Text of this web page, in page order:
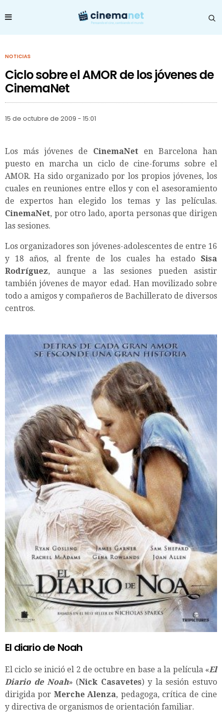
NOTICIAS
Ciclo sobre el AMOR de los jóvenes de
CinemaNet
15 de octubre de 2009 - 15:01
Los más jóvenes de CinemaNet en Barcelona han
puesto en marcha un ciclo de cine-forums sobre el
AMOR. Ha sido organizado por los propios jóvenes, los
cuales en reuniones entre ellos y con el asesoramiento
de expertos han elegido los temas y las películas.
CinemaNet, por otro lado, aporta personas que dirigen
las sesiones.
Los organizadores son jóvenes-adolescentes de entre 16
y 18 años, al frente de los cuales ha estado Sisa
Rodríguez, aunque a las sesiones pueden asistir
también jóvenes de mayor edad. Han movilizado sobre
todo a amigos y compañeros de Bachillerato de diversos
centros.
El diario de Noah
El ciclo se inició el 2 de octubre en base a la película «El
Diario de Noah» (Nick Casavetes) y la sesión estuvo
dirigida por Merche Alenza, pedagoga, crítica de cine
y directiva de organismos de orientación familiar.